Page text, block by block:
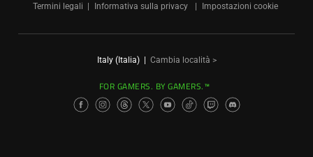
Termini legali
Informativa sulla privacy Impostazioni cookie
Italy (Italia)| Cambia località >
FOR GAMERS. BY GAMERS.™